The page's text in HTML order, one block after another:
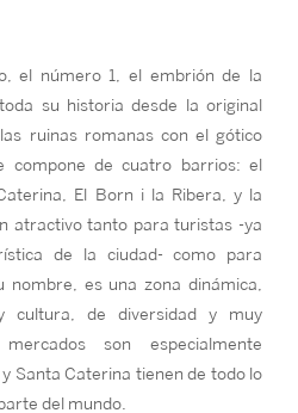
el número 1, el embrión de la
su historia desde la original
ruinas romanas con el gótico
compone de cuatro barrios: el
El Born i la Ribera, y la
atractivo tanto para turistas -ya
de la ciudad- como para
nombre, es una zona dinámica,
cultura, de diversidad y muy
son especialmente
Santa Caterina tienen de todo lo
del mundo.